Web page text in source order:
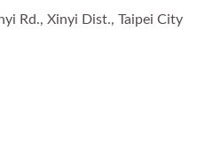
Rd., Xinyi Dist., Taipei City